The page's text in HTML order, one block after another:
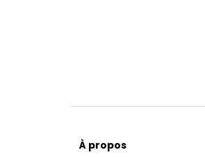
À propos